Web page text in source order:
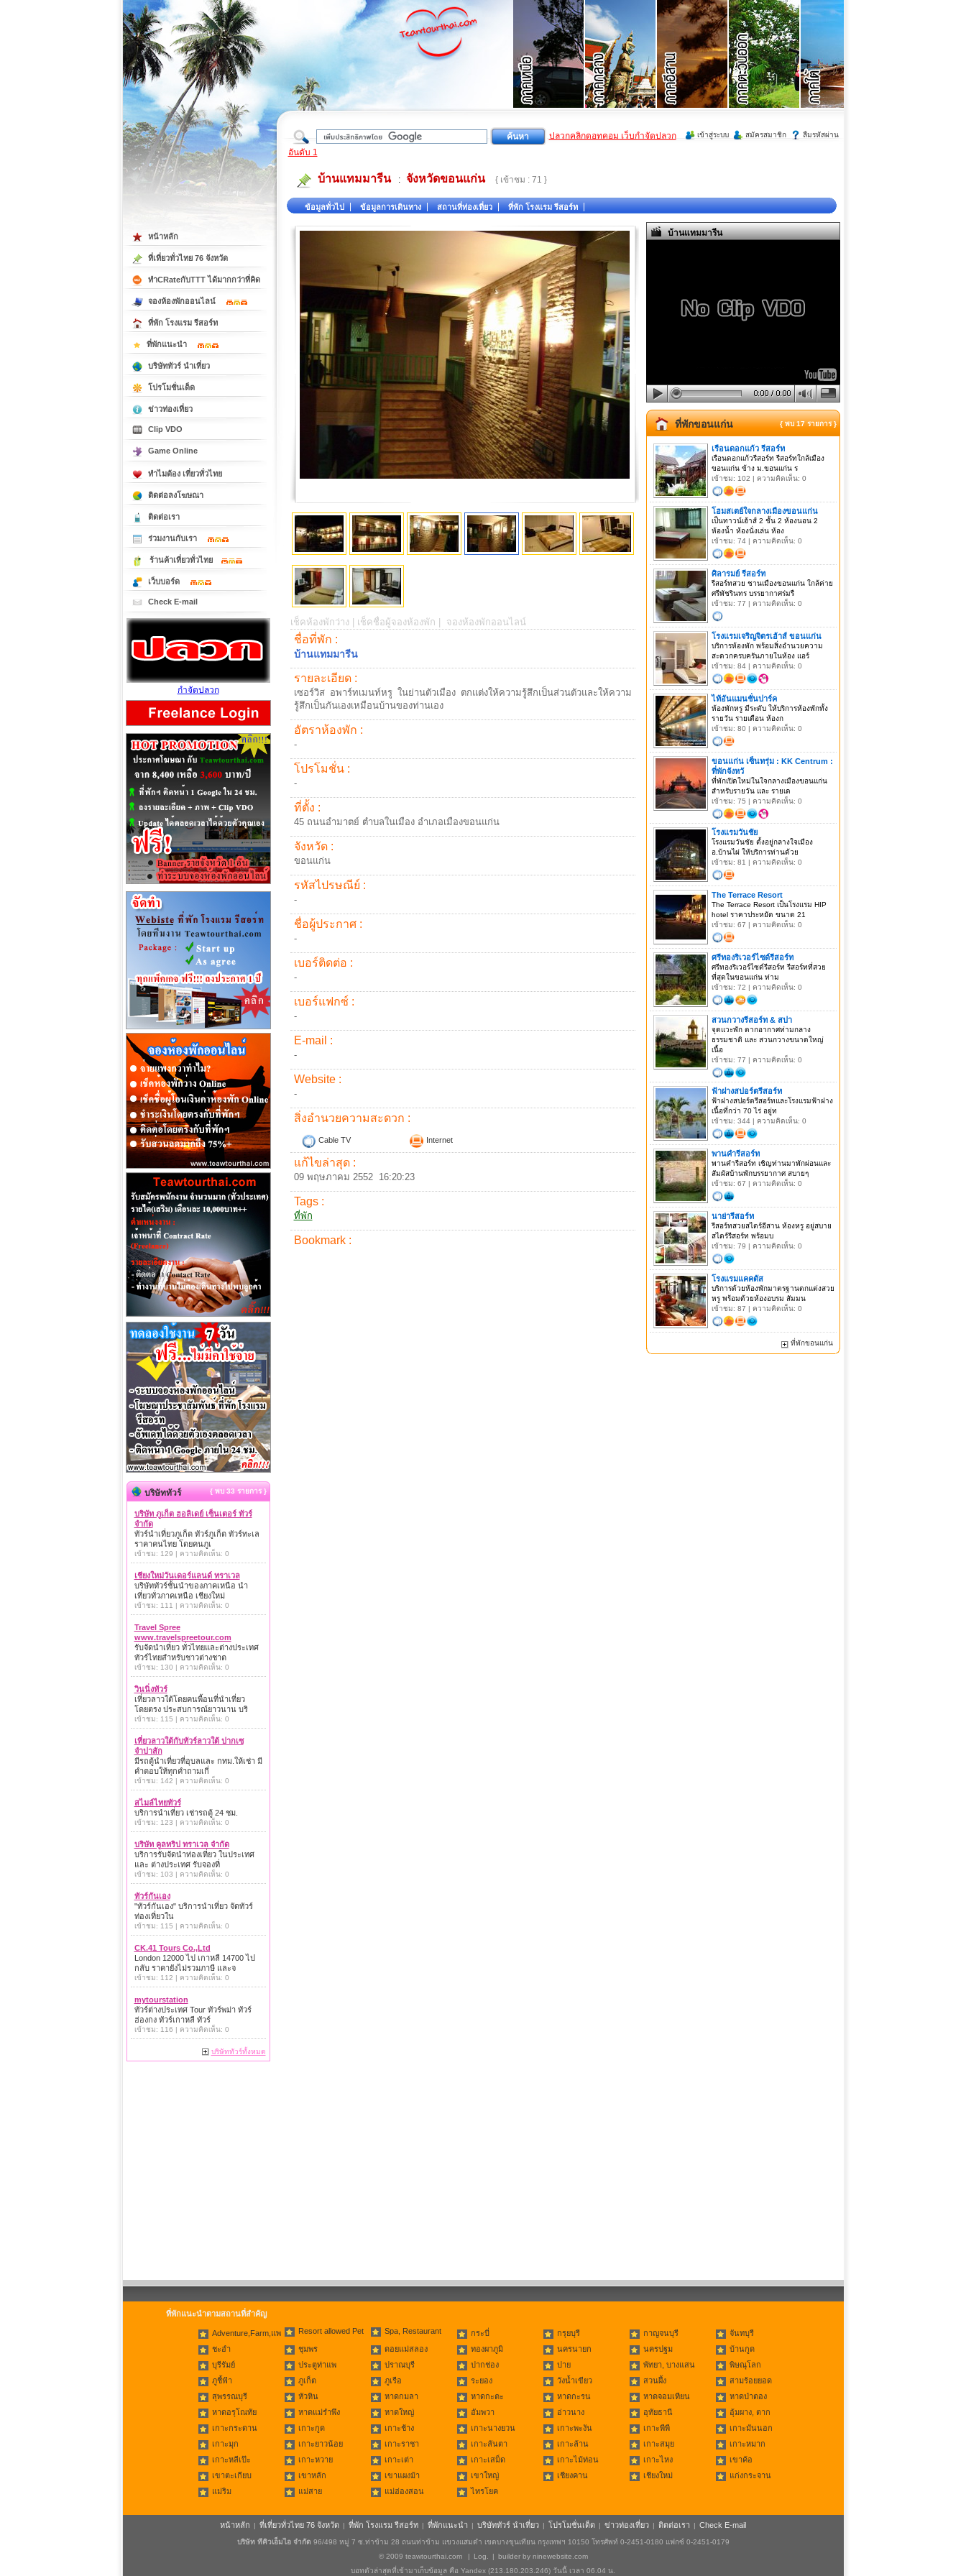
ที่เที่ยวภาคใต้
เข้าสู่ระบบ สมัครสมาชิก ลืมรหัสผ่าน
ปลวกคลิกดอทคอม เว็บกำจัดปลวก
อันดับ 1
บ้านแทมมารีน : จังหวัดขอนแก่น { เข้าชม : 71 }
ข้อมูลทั่วไป ข้อมูลการเดินทาง สถานที่ท่องเที่ยว ที่พัก โรงแรม รีสอร์ท
บ้านแทมมารีน
ที่พักขอนแก่น { พบ 17 รายการ }
เรือนดอกแก้ว รีสอร์ท
เรือนดอกแก้วรีสอร์ท รีสอร์ทใกล้เมือง
ขอนแก่น ข้าง ม.ขอนแก่น ร
เข้าชม: 102 | ความคิดเห็น: 0
โฮมสเตย์ใจกลางเมืองขอนแก่น
เป็นทาวน์เฮ้าส์ 2 ชั้น 2 ห้องนอน 2
ห้องน้ำ ห้องนั่งเล่น ห้อง
เข้าชม: 74 | ความคิดเห็น: 0
ศิลารมย์ รีสอร์ท
รีสอร์ทสวย ชานเมืองขอนแก่น ใกล้ค่าย
ศรีพัชรินทร บรรยากาศร่มรื
เข้าชม: 77 | ความคิดเห็น: 0
โรงแรมเจริญจิตรเฮ้าส์ ขอนแก่น
บริการห้องพัก พร้อมสิ่งอำนวยความ
สะดวกครบครันภายในห้อง แอร์
เข้าชม: 84 | ความคิดเห็น: 0
ไท้อันแมนชั่นปาร์ค
ห้องพักหรู มีระดับ ให้บริการห้องพักทั้ง
รายวัน รายเดือน ห้องก
เข้าชม: 80 | ความคิดเห็น: 0
ขอนแก่น เซ็นทรุ่ม : KK Centrum :
ที่พักจังหวั
ที่พักเปิดใหม่ในใจกลางเมืองขอนแก่น
สำหรับรายวัน และ รายเด
เข้าชม: 75 | ความคิดเห็น: 0
โรงแรมวันชัย
โรงแรมวันชัย ตั้งอยู่กลางใจเมือง
อ.บ้านไผ่ ให้บริการท่านด้วย
เข้าชม: 81 | ความคิดเห็น: 0
The Terrace Resort
The Terrace Resort เป็นโรงแรม HIP
hotel ราคาประหยัด ขนาด 21
เข้าชม: 67 | ความคิดเห็น: 0
ศรีทองริเวอร์ไซด์รีสอร์ท
ศรีทองริเวอร์ไซด์รีสอร์ท รีสอร์ทที่สวย
ที่สุดในขอนแก่น ท่าม
เข้าชม: 72 | ความคิดเห็น: 0
สวนกวางรีสอร์ท & สปา
จุดแวะพัก ตากอากาศท่ามกลาง
ธรรมชาติ และ สวนกวางขนาดใหญ่
เนื้อ
เข้าชม: 77 | ความคิดเห็น: 0
ฟ้าฝางสปอร์ตรีสอร์ท
ฟ้าฝางสปอร์ตรีสอร์ทและโรงแรมฟ้าฝาง
เนื้อที่กว่า 70 ไร่ อยู่ท
เข้าชม: 344 | ความคิดเห็น: 0
พานคำรีสอร์ท
พานคำรีสอร์ท เชิญท่านมาพักผ่อนและ
สัมผัสบ้านพักบรรยากาศ สบายๆ
เข้าชม: 67 | ความคิดเห็น: 0
นาย่ารีสอร์ท
รีสอร์ทสวยสไตร์อีสาน ห้องหรู อยู่สบาย
สไตร์รีสอร์ท พร้อมบ
เข้าชม: 79 | ความคิดเห็น: 0
โรงแรมแคคตัส
บริการด้วยห้องพักมาตรฐานตกแต่งสวย
หรู พร้อมด้วยห้องอบรม สัมมน
เข้าชม: 87 | ความคิดเห็น: 0
ที่พักขอนแก่น
เช็คห้องพักว่าง | เช็คชื่อผู้จองห้องพัก | จองห้องพักออนไลน์
ชื่อที่พัก :
บ้านแทมมารีน
รายละเอียด :
เซอร์วิส อพาร์ทเมนท์หรู ในย่านตัวเมือง ตกแต่งให้ความรู้สึกเป็นส่วนตัวและให้ความ
รู้สึกเป็นกันเองเหมือนบ้านของท่านเอง
อัตราห้องพัก :
-
โปรโมชั่น :
-
ที่ตั้ง :
45 ถนนอำมาตย์ ตำบลในเมือง อำเภอเมืองขอนแก่น
จังหวัด :
ขอนแก่น
รหัสไปรษณีย์ :
-
ชื่อผู้ประกาศ :
-
เบอร์ติดต่อ :
-
เบอร์แฟกซ์ :
-
E-mail :
-
Website :
-
สิ่งอำนวยความสะดวก :
Cable TV Internet
แก้ไขล่าสุด :
09 พฤษภาคม 2552 16:20:23
Tags :
ที่พัก
Bookmark :
หน้าหลัก
ที่เที่ยวทั่วไทย 76 จังหวัด
ทำCRateกับTTT ได้มากกว่าที่คิด
จองห้องพักออนไลน์
ที่พัก โรงแรม รีสอร์ท
ที่พักแนะนำ
บริษัททัวร์ นำเที่ยว
โปรโมชั่นเด็ด
ข่าวท่องเที่ยว
Clip VDO
Game Online
ทำไมต้อง เที่ยวทั่วไทย
ติดต่อลงโฆษณา
ติดต่อเรา
ร่วมงานกับเรา
ร้านค้าเที่ยวทั่วไทย
เว็บบอร์ด
Check E-mail
กำจัดปลวก
บริษัททัวร์ { พบ 33 รายการ }
บริษัท ภูเก็ต ฮอลิเดย์ เซ็นเตอร์ ทัวร์
จำกัด
ทัวร์นำเที่ยวภูเก็ต ทัวร์ภูเก็ต ทัวร์ทะเล
ราคาคนไทย โดยคนภูเ
เข้าชม: 129 | ความคิดเห็น: 0
เชียงใหม่วันเดอร์แลนด์ ทราเวล
บริษัททัวร์ชั้นนำของภาคเหนือ นำ
เที่ยวทั่วภาคเหนือ เชียงใหม่
เข้าชม: 111 | ความคิดเห็น: 0
Travel Spree
www.travelspreetour.com
รับจัดนำเที่ยว ทั่วไทยและต่างประเทศ
ทัวร์ไทยสำหรับชาวต่างชาต
เข้าชม: 130 | ความคิดเห็น: 0
วินนิ่งทัวร์
เที่ยวลาวใต้โดยคนพื้อนที่นำเที่ยว
โดยตรง ประสบการณ์ยาวนาน บริ
เข้าชม: 115 | ความคิดเห็น: 0
เที่ยวลาวใต้กับทัวร์ลาวใต้ ปากเซ
จำปาสัก
มีรถตู้นำเที่ยวที่อุบลและ กทม.ให้เช่า มี
คำตอบให้ทุกคำถามเกี่
เข้าชม: 142 | ความคิดเห็น: 0
สไมล์ไทยทัวร์
บริการนำเที่ยว เช่ารถตู้ 24 ชม.
เข้าชม: 123 | ความคิดเห็น: 0
บริษัท คูลทริป ทราเวล จำกัด
บริการรับจัดนำท่องเที่ยว ในประเทศ
และ ต่างประเทศ รับจองที่
เข้าชม: 103 | ความคิดเห็น: 0
ทัวร์กันเอง
"ทัวร์กันเอง" บริการนำเที่ยว จัดทัวร์
ท่องเที่ยวใน
เข้าชม: 115 | ความคิดเห็น: 0
CK.41 Tours Co.,Ltd
London 12000 ไป เกาหลี 14700 ไป
กลับ ราคายังไม่รวมภาษี และจ
เข้าชม: 112 | ความคิดเห็น: 0
mytourstation
ทัวร์ต่างประเทศ Tour ทัวร์พม่า ทัวร์
ฮ่องกง ทัวร์เกาหลี ทัวร์
เข้าชม: 116 | ความคิดเห็น: 0
บริษัททัวร์ทั้งหมด
ที่พักแนะนำตามสถานที่สำคัญ
Adventure,Farm,แพ Resort allowed Pet Spa, Restaurant กระบี่ กรุยบุรี กาญจนบุรี
จันทบุรี
ชะอำ
ชุมพร ดอยแม่สลอง ทองผาภูมิ นครนายก นครปฐม
บ้านกูด
บุรีรัมย์
ประตูท่าแพ ปราณบุรี ปากช่อง ปาย พัทยา, บางแสน
พิษณุโลก
ภูชี้ฟ้า
ภูเก็ต ภูเรือ ระยอง วังน้ำเขียว สวนผึ้ง
สามร้อยยอด
สุพรรณบุรี
หัวหิน หาดกมลา หาดกะตะ หาดกะรน หาดจอมเทียน
หาดป่าตอง
หาดอรุโณทัย
หาดแม่รำพึง หาดใหญ่ อัมพวา อ่าวนาง อุทัยธานี
อุ้มผาง, ตาก
เกาะกระดาน
เกาะกูด เกาะช้าง เกาะนางยวน เกาะพะงัน เกาะพีพี
เกาะมันนอก
เกาะมุก
เกาะยาวน้อย เกาะราชา เกาะลันตา เกาะล้าน เกาะสมุย
เกาะหมาก
เกาะหลีเป๊ะ
เกาะหวาย เกาะเต่า เกาะเสม็ด เกาะไม้ท่อน เกาะไหง
เขาค้อ
เขาตะเกียบ
เขาหลัก เขาแผงม้า เขาใหญ่ เชียงคาน เชียงใหม่
แก่งกระจาน
แม่ริม
แม่สาย แม่ฮ่องสอน ไทรโยค
หน้าหลัก | ที่เที่ยวทั่วไทย 76 จังหวัด | ที่พัก โรงแรม รีสอร์ท | ที่พักแนะนำ | บริษัททัวร์ นำเที่ยว | โปรโมชั่นเด็ด | ข่าวท่องเที่ยว | ติดต่อเรา | Check E-mail
บริษัท ทีคิวเอ็มไอ จำกัด 96/498 หมู่ 7 ซ.ท่าข้าม 28 ถนนท่าข้าม แขวงแสมดำ เขตบางขุนเทียน กรุงเทพฯ 10150 โทรศัพท์ 0-2451-0180 แฟกซ์ 0-2451-0179
© 2009 teawtourthai.com | Log. | builder by ninewebsite.com
บอทตัวล่าสุดที่เข้ามาเก็บข้อมูล คือ Yandex (213.180.203.246) วันนี้ เวลา 06.04 น.